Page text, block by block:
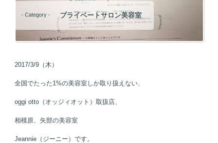
- Category - プライベートサロン美容室
2017/3/9（木）
全国でたった1%の美容室しか取り扱えない、
oggi otto（オッジィオット）取扱店、
相模原、矢部の美容室
Jeannie（ジーニー）です。